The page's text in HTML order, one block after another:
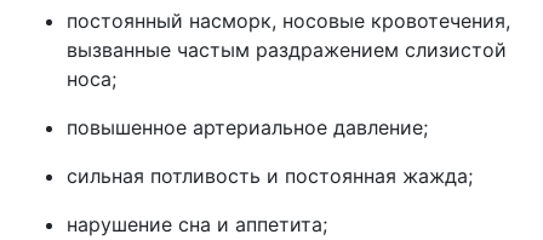
постоянный насморк, носовые кровотечения,
вызванные частым раздражением слизистой
носа;
повышенное артериальное давление;
сильная потливость и постоянная жажда;
нарушение сна и аппетита;